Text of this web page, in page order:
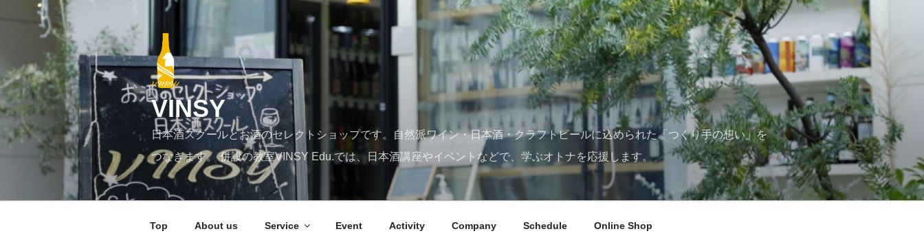
ツ
へ
ス
ッ
VINSY
日本酒スクールとお酒のセレクトショップです。自然派ワイン・日本酒・クラフトビールに込められた「つくり手の想い」を
つなぎます。 併設の教室VINSY Edu.では、日本酒講座やイベントなどで、学ぶオトナを応援します。
Top About us Service Event Activity Company Schedule Online Shop